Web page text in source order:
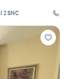
TECNOCASA - INTERNATIONAL IMMOBILI 2 SNC